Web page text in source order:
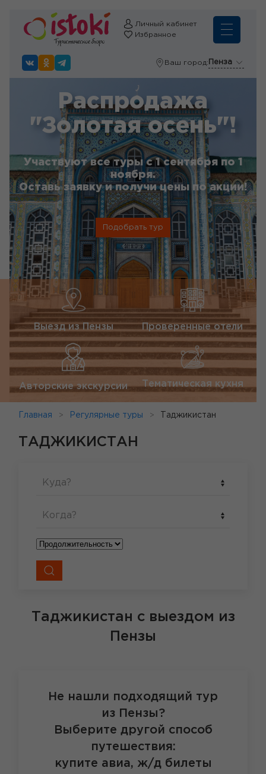
Личный кабинет
Избранное
Ваш город: Пенза
Распродажа
"Золотая осень"!
Участвуют все туры с 1 сентября по 1
ноября.
Оставь заявку и получи цены по акции!
Подобрать тур
Выезд из Пензы Проверенные отели
Авторские экскурсии Тематическая кухня
Главная Регулярные туры Таджикистан
ТАДЖИКИСТАН
Куда?
Когда?
Таджикистан с выездом из
Пензы
Не нашли подходящий тур
из Пензы?
Выберите другой способ
путешествия:
купите авиа, ж/д билеты